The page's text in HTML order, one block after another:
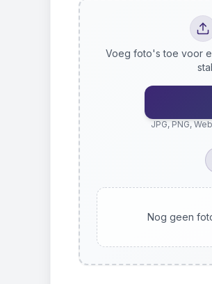
Voeg foto's toe voor
JPG, PNG,
Nog geen